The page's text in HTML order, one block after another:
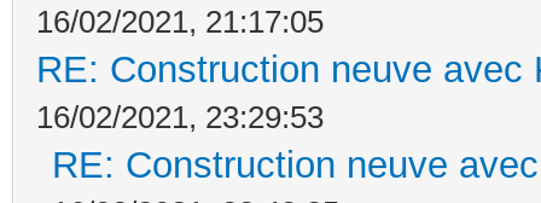
16/02/2021, 21:17:05
RE: Construction neuve avec
16/02/2021, 23:29:53
RE: Construction neuve